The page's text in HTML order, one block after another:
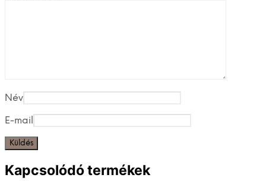
Név
E-mail
Kapcsolódó termékek